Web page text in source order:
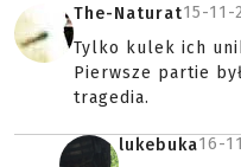
The-Naturat15-11-
Tylko kulek ich
Pierwsze partie
tragedia.
lukebuka16-